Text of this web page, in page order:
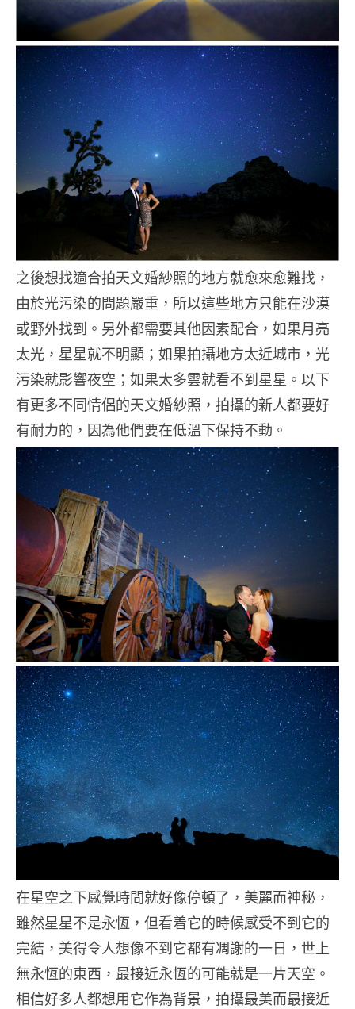
之後想找適合拍天文婚紗照的地方就愈來愈難找，
由於光污染的問題嚴重，所以這些地方只能在沙漠
或野外找到。另外都需要其他因素配合，如果月亮
太光，星星就不明顯；如果拍攝地方太近城市，光
污染就影響夜空；如果太多雲就看不到星星。以下
有更多不同情侶的天文婚紗照，拍攝的新人都要好
有耐力的，因為他們要在低溫下保持不動。
在星空之下感覺時間就好像停頓了，美麗而神秘，
雖然星星不是永恆，但看着它的時候感受不到它的
完結，美得令人想像不到它都有凋謝的一日，世上
無永恆的東西，最接近永恆的可能就是一片天空。
相信好多人都想用它作為背景，拍攝最美而最接近